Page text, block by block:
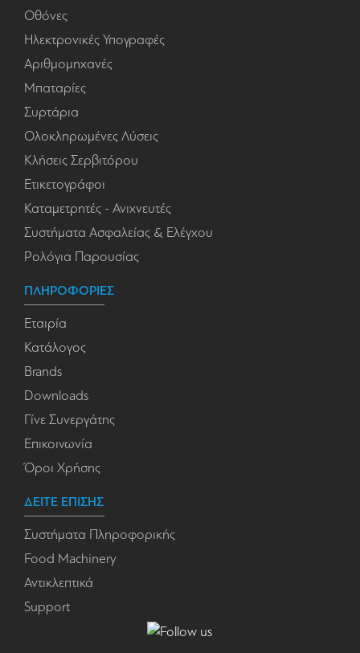
Οθόνες
Ηλεκτρονικές Υπογραφές
Αριθμομηχανές
Μπαταρίες
Συρτάρια
Ολοκληρωμένες Λύσεις
Κλήσεις Σερβιτόρου
Ετικετογράφοι
Καταμετρητές - Ανιχνευτές
Συστήματα Ασφαλείας & Ελέγχου
Ρολόγια Παρουσίας
ΠΛΗΡΟΦΟΡΙΕΣ
Εταιρία
Κατάλογος
Brands
Downloads
Γίνε Συνεργάτης
Επικοινωνία
Όροι Χρήσης
ΔΕΙΤΕ ΕΠΙΣΗΣ
Συστήματα Πληροφορικής
Food Machinery
Αντικλεπτικά
Support